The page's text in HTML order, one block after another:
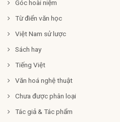
Góc hoài niệm
Từ điển văn học
Việt Nam sử lược
Sách hay
Tiếng Việt
Văn hoá nghệ thuật
Chưa được phân loại
Tác giả & Tác phẩm